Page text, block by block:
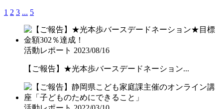
1 2 3 ... 5
活動レポート 2023/08/16
【ご報告】★光本歩バースデードネーション...